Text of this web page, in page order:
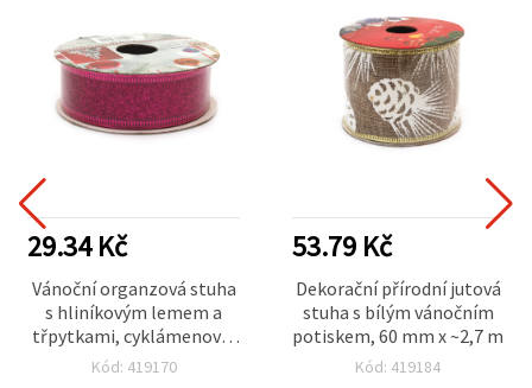
29.34 Kč
Vánoční organzová stuha
s hliníkovým lemem a
třpytkami, cyklámenová,
25 mm x ~2,70 m
Kód: 419170
53.79 Kč
Dekorační přírodní jutová
stuha s bílým vánočním
potiskem, 60 mm x ~2,7 m
Kód: 419184